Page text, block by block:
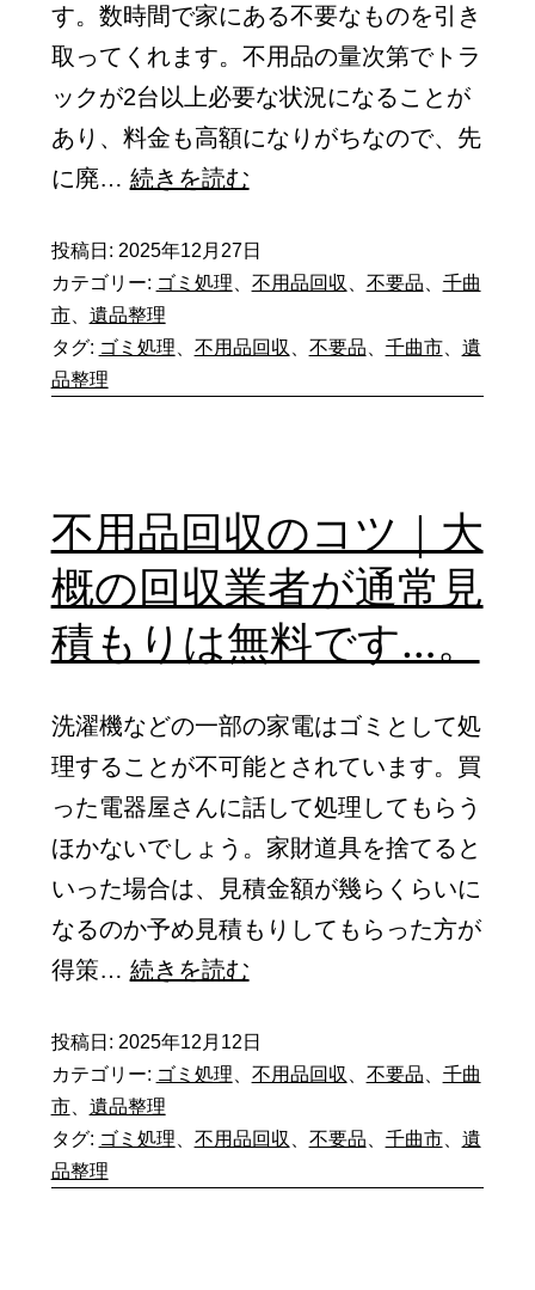
面
倒
に
な
も
す…。
す。数時間で家にある不要なものを引き
取ってくれます。不用品の量次第でトラ
ックが2台以上必要な状況になることが
あり、料金も高額になりがちなので、先
に廃… 続きを読む回
料
金
無
て
い
る
業
中
に
悪
質
な
と
こ
も
多
投稿日: 2025年12月27日
カテゴリー: ゴミ処理 不用品回収 不要品
千曲
市、 遺品整理
タグ: ゴミ処理 不用品回収 不要品 千曲市、 遺
品整理
不用品回収のコツ｜大
概の回収業者が通常見
積もりは無料です…。
洗濯機などの一部の家電はゴミとして処
理することが不可能とされています。買
った電器屋さんに話して処理してもらう
ほかないでしょう。家財道具を捨てると
いった場合は、見積金額が幾らくらいに
なるのか予め見積もりしてもらった方が
得策… 続きを読む不
品
回
収
投稿日: 2025年12月12日
カテゴリー: ゴミ処理 不用品回収 不要品
千曲
市、 遺品整理
タグ: ゴミ処理 不用品回収 不要品 千曲市、 遺
品整理